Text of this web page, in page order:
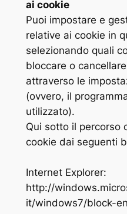
ai cookie
Puoi impostare e
relative ai cookie in
selezionando quali
bloccare o
attraverso le
(ovvero, il
utilizzato).
Qui sotto il percorso
cookie dai seguenti
Internet Explorer:
http://
it/windows7/block-